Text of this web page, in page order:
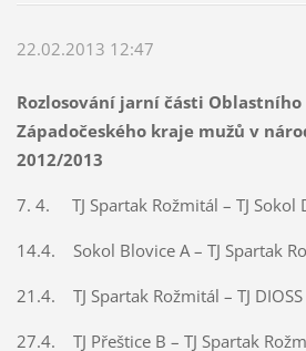
22.02.2013 12:47
Rozlosování jarní části
Západočeského kraje mužů v
2012/2013
7. 4. TJ Spartak Rožmitál – TJ Sokol
14.4. Sokol Blovice A – TJ Spartak
21.4. TJ Spartak Rožmitál – TJ
27.4. TJ Přeštice B – TJ Spartak